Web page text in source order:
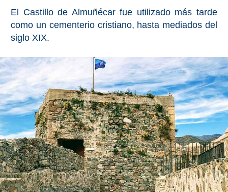
Maro
Ardales
Todos
Destinos
QUÉ
VER
➜
Museos
El Castillo de Almuñécar fue utilizado más tarde
como un cementerio cristiano, hasta mediados del
siglo XIX.